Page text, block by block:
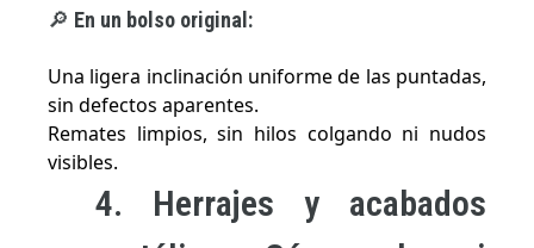
🔎 En un bolso original:
Una ligera inclinación uniforme de las puntadas,
sin defectos aparentes.
Remates limpios, sin hilos colgando ni nudos
visibles.
4. Herrajes y acabados